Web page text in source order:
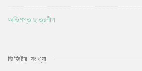
অভিশপ্ত ছাত্রলীগ
ভিজিটর সংখ্যা